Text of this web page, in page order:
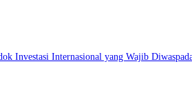
Investasi Internasional yang Wajib